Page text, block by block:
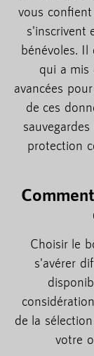
vous
s'inscrivent
bénévoles.
qui a mis
avancées
de ces
protection
Choisir le
s'avérer
de la
votre